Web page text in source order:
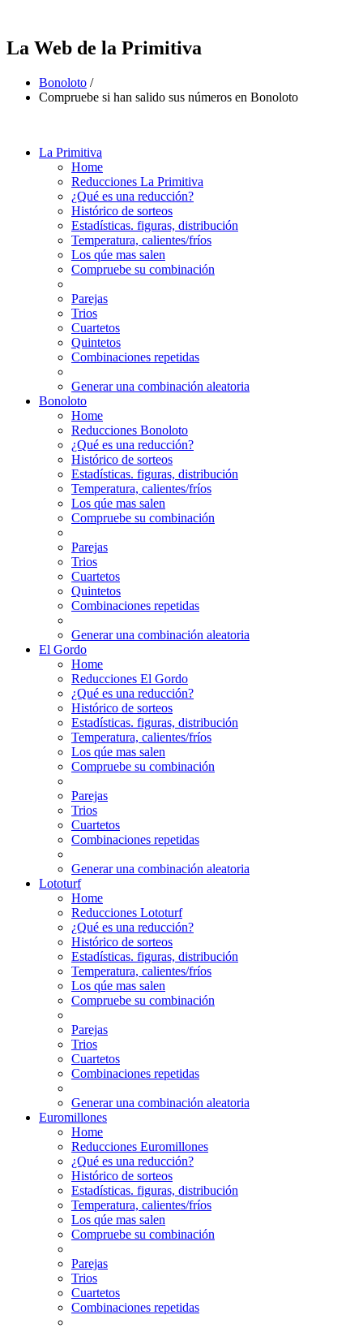
La Web de la Primitiva
Bonoloto /
Compruebe si han salido sus números en Bonoloto
La Primitiva
Home
Reducciones La Primitiva
¿Qué es una reducción?
Histórico de sorteos
Estadísticas. figuras, distribución
Temperatura, calientes/fríos
Los qúe mas salen
Compruebe su combinación
Parejas
Trios
Cuartetos
Quintetos
Combinaciones repetidas
Generar una combinación aleatoria
Bonoloto
Home
Reducciones Bonoloto
¿Qué es una reducción?
Histórico de sorteos
Estadísticas. figuras, distribución
Temperatura, calientes/fríos
Los qúe mas salen
Compruebe su combinación
Parejas
Trios
Cuartetos
Quintetos
Combinaciones repetidas
Generar una combinación aleatoria
El Gordo
Home
Reducciones El Gordo
¿Qué es una reducción?
Histórico de sorteos
Estadísticas. figuras, distribución
Temperatura, calientes/fríos
Los qúe mas salen
Compruebe su combinación
Parejas
Trios
Cuartetos
Combinaciones repetidas
Generar una combinación aleatoria
Lototurf
Home
Reducciones Lototurf
¿Qué es una reducción?
Histórico de sorteos
Estadísticas. figuras, distribución
Temperatura, calientes/fríos
Los qúe mas salen
Compruebe su combinación
Parejas
Trios
Cuartetos
Combinaciones repetidas
Generar una combinación aleatoria
Euromillones
Home
Reducciones Euromillones
¿Qué es una reducción?
Histórico de sorteos
Estadísticas. figuras, distribución
Temperatura, calientes/fríos
Los qúe mas salen
Compruebe su combinación
Parejas
Trios
Cuartetos
Combinaciones repetidas